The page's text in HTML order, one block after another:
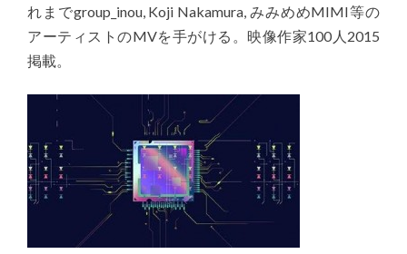
れまでgroup_inou, Koji Nakamura, みみめめMIMI等の
アーティストのMVを手がける。映像作家100人2015
掲載。